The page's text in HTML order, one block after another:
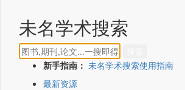
未名学术搜索
新手指南： 未名学术搜索使用指南
最新资源